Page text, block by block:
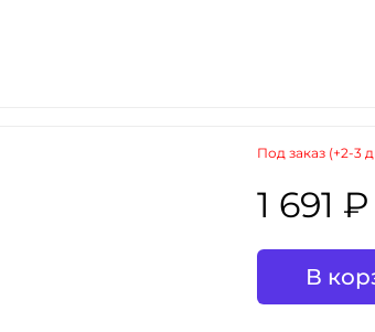
Под заказ (+2-3
1 691 ₽
В